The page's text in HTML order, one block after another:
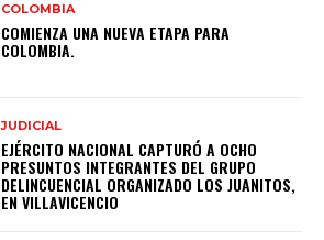
COLOMBIA
COMIENZA UNA NUEVA ETAPA PARA
COLOMBIA.
JUDICIAL
EJÉRCITO NACIONAL CAPTURÓ A OCHO
PRESUNTOS INTEGRANTES DEL GRUPO
DELINCUENCIAL ORGANIZADO LOS JUANITOS,
EN VILLAVICENCIO